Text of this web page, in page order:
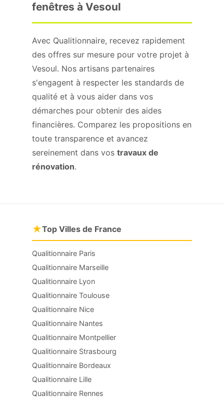
fenêtres à Vesoul
Avec Qualitionnaire, recevez rapidement
des offres sur mesure pour votre projet à
Vesoul. Nos artisans partenaires
s'engagent à respecter les standards de
qualité et à vous aider dans vos
démarches pour obtenir des aides
financières. Comparez les propositions en
toute transparence et avancez
sereinement dans vos travaux de
rénovation.
★Top Villes de France
Qualitionnaire Paris
Qualitionnaire Marseille
Qualitionnaire Lyon
Qualitionnaire Toulouse
Qualitionnaire Nice
Qualitionnaire Nantes
Qualitionnaire Montpellier
Qualitionnaire Strasbourg
Qualitionnaire Bordeaux
Qualitionnaire Lille
Qualitionnaire Rennes